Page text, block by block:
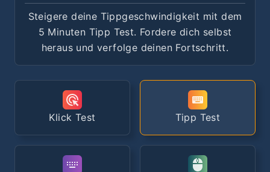
Steigere deine Tippgeschwindigkeit mit dem
5 Minuten Tipp Test. Fordere dich selbst
heraus und verfolge deinen Fortschritt.
Klick Test Tipp Test